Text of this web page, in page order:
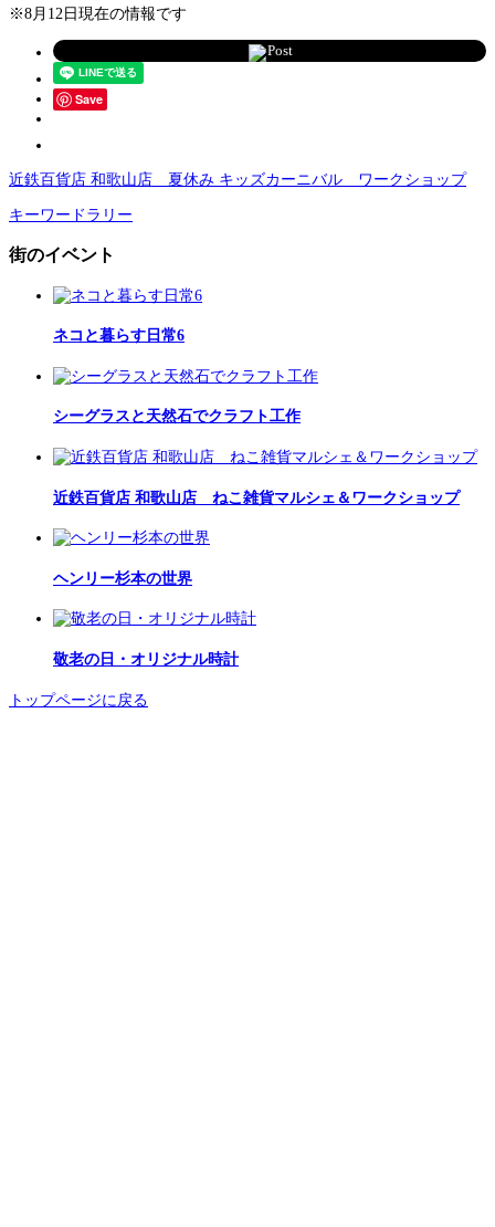
※8月12日現在の情報です
Post
Save
近鉄百貨店 和歌山店 夏休み キッズカーニバル ワークショップ
キーワードラリー
街のイベント
ネコと暮らす日常6
シーグラスと天然石でクラフト工作
近鉄百貨店 和歌山店 ねこ雑貨マルシェ＆ワークショップ
ヘンリー杉本の世界
敬老の日・オリジナル時計
トップページに戻る